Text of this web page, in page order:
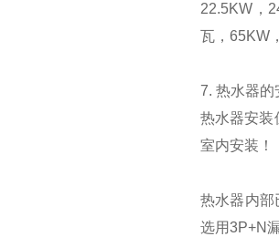
22.5KW，
瓦，65KW
7. 热水器的
热水器安装
室内安装！
热水器内部
选用3P+N